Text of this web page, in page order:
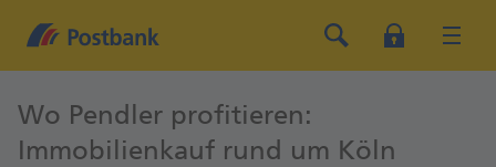
Wo Pendler profitieren:
Immobilienkauf rund um Köln